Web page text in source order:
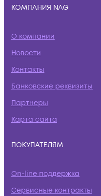
КОМПАНИЯ NAG
О компании
Новости
Контакты
Банковские реквизиты
Партнеры
Карта сайта
ПОКУПАТЕЛЯМ
On-line поддержка
Сервисные контракты